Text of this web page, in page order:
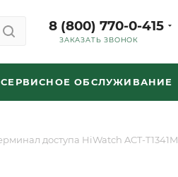
8 (800) 770-0-415
ЗАКАЗАТЬ ЗВОНОК
СЕРВИСНОЕ ОБСЛУЖИВАНИЕ
доступа HiWatch ACT-T1341M